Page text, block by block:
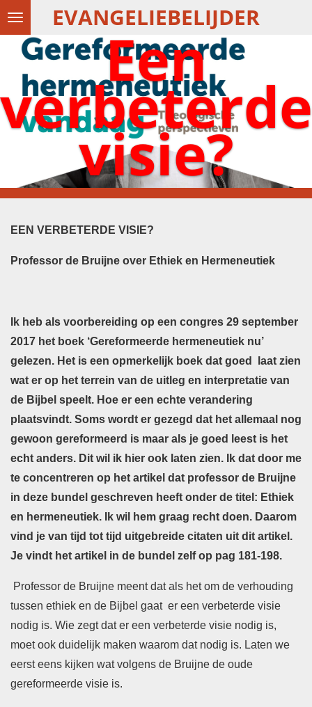
Ga
direct
naar
hoofdinhoud
EVANGELIEBELIJDER
Een
verbeterde
visie?
EEN VERBETERDE VISIE?
Professor de Bruijne over Ethiek en Hermeneutiek
Ik heb als voorbereiding op een congres 29 september
2017 het boek ‘Gereformeerde hermeneutiek nu’
gelezen. Het is een opmerkelijk boek dat goed laat zien
wat er op het terrein van de uitleg en interpretatie van
de Bijbel speelt. Hoe er een echte verandering
plaatsvindt. Soms wordt er gezegd dat het allemaal nog
gewoon gereformeerd is maar als je goed leest is het
echt anders. Dit wil ik hier ook laten zien. Ik dat door me
te concentreren op het artikel dat professor de Bruijne
in deze bundel geschreven heeft onder de titel: Ethiek
en hermeneutiek. Ik wil hem graag recht doen. Daarom
vind je van tijd tot tijd uitgebreide citaten uit dit artikel.
Je vindt het artikel in de bundel zelf op pag 181-198.
Professor de Bruijne meent dat als het om de verhouding
tussen ethiek en de Bijbel gaat er een verbeterde visie
nodig is. Wie zegt dat er een verbeterde visie nodig is,
moet ook duidelijk maken waarom dat nodig is. Laten we
eerst eens kijken wat volgens de Bruijne de oude
gereformeerde visie is.